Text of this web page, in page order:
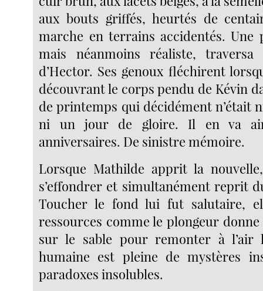
aux bouts griffés, heurtés de
marche en terrains accidentés. Une
mais néanmoins réaliste, traversa
d’Hector. Ses genoux fléchirent
découvrant le corps pendu de Kévin
de printemps qui décidément n’était
ni un jour de gloire. Il en va
anniversaires. De sinistre mémoire.
Lorsque Mathilde apprit la
s’effondrer et simultanément reprit
Toucher le fond lui fut salutaire,
ressources comme le plongeur
sur le sable pour remonter à l’air
humaine est pleine de mystères
paradoxes insolubles.